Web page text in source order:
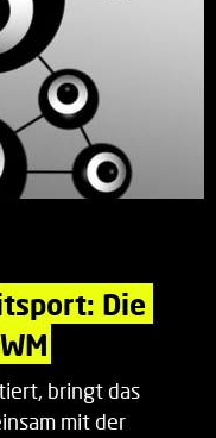
Die
bringt das
mit der